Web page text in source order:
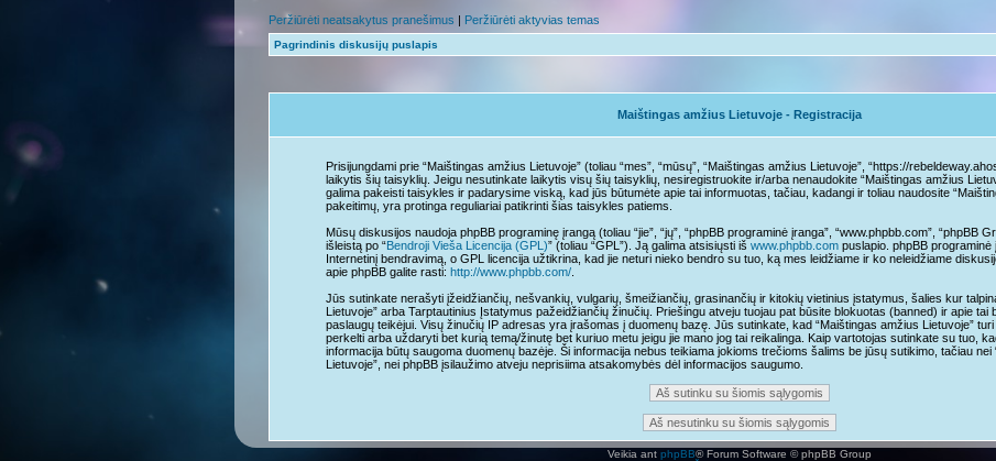
Peržiūrėti neatsakytus pranešimus | Peržiūrėti aktyvias temas
Pagrindinis diskusijų puslapis
Maištingas amžius Lietuvoje - Registracija
Prisijungdami prie “Maištingas amžius Lietuvoje” (toliau “mes”, “mūsų”, “Maištingas amžius Lietuvoje”, “https://
laikytis šių taisyklių. Jeigu nesutinkate laikytis visų šių taisyklių, nesiregistruokite ir/arba nenaudokite “Maištingas amžius
galima pakeisti taisykles ir padarysime viską, kad jūs būtumėte apie tai informuotas, tačiau, kadangi ir toliau naudosite
pakeitimų, yra protinga reguliariai patikrinti šias taisykles patiems.
Mūsų diskusijos naudoja phpBB programinę įrangą (toliau “jie”, “jų”, “phpBB programinė įranga”, “www.phpbb.com”, “phpBB
išleistą po “Bendroji Vieša Licencija (GPL)” (toliau “GPL”). Ją galima atsisiųsti iš www.phpbb.compuslapio. phpBB programinė
Internetinį bendravimą, o GPL licencija užtikrina, kad jie neturi nieko bendro su tuo, ką mes leidžiame ir ko neleidžiame
apie phpBB galite rasti: http://www.phpbb.com/.
Jūs sutinkate nerašyti įžeidžiančių, nešvankių, vulgarių, šmeižiančių, grasinančių ir kitokių vietinius įstatymus, šalies kur
Lietuvoje” arba Tarptautinius Įstatymus pažeidžiančių žinučių. Priešingu atveju tuojau pat būsite blokuotas (banned) ir apie tai
paslaugų teikėjui. Visų žinučių IP adresas yra įrašomas į duomenų bazę. Jūs sutinkate, kad “Maištingas amžius Lietuvoje” turi
perkelti arba uždaryti bet kurią temą/žinutę bet kuriuo metu jeigu jie mano jog tai reikalinga. Kaip vartotojas sutinkate su tuo,
informacija būtų saugoma duomenų bazėje. Ši informacija nebus teikiama jokioms trečioms šalims be jūsų sutikimo, tačiau nei
Lietuvoje”, nei phpBB įsilaužimo atveju neprisiima atsakomybės dėl informacijos saugumo.
Veikia ant phpBB® Forum Software © phpBB Group